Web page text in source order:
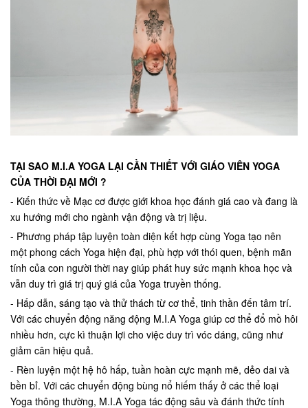
TẠI SAO M.I.A YOGA LẠI CẦN THIẾT VỚI GIÁO VIÊN YOGA
CỦA THỜI ĐẠI MỚI ?
- Kiến thức về Mạc cơ được giới khoa học đánh giá cao và đang là
xu hướng mới cho ngành vận động và trị liệu.
- Phương pháp tập luyện toàn diện kết hợp cùng Yoga tạo nên
một phong cách Yoga hiện đại, phù hợp với thói quen, bệnh mãn
tính của con người thời nay giúp phát huy sức mạnh khoa học và
vẫn duy trì giá trị quý giá của Yoga truyền thống.
- Hấp dẫn, sáng tạo và thử thách từ cơ thể, tinh thần đến tâm trí.
Với các chuyển động năng động M.I.A Yoga giúp cơ thể đổ mồ hôi
nhiều hơn, cực kì thuận lợi cho việc duy trì vóc dáng, cũng như
giảm cân hiệu quả.
- Rèn luyện một hệ hô hấp, tuần hoàn cực mạnh mẽ, dẻo dai và
bền bỉ. Với các chuyển động bùng nổ hiếm thấy ở các thể loại
Yoga thông thường, M.I.A Yoga tác động sâu và đánh thức tính